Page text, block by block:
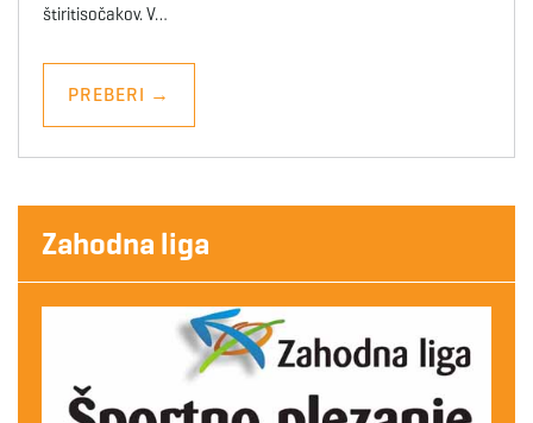
štiritisočakov. V…
PREBERI →
Zahodna liga